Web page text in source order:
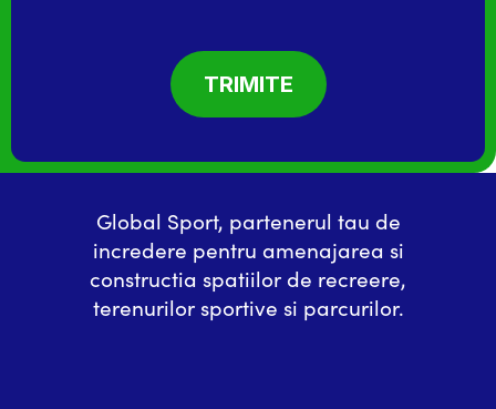
Global Sport, partenerul tau de
incredere pentru amenajarea si
constructia spatiilor de recreere,
terenurilor sportive si parcurilor.